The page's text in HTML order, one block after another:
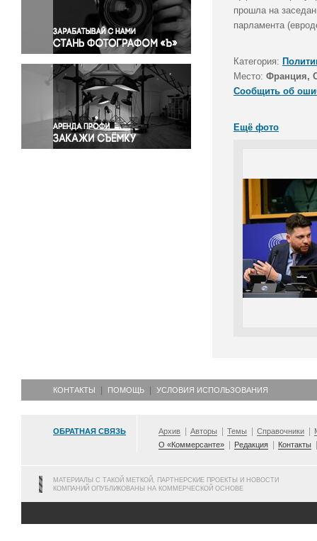
Правосудие
Происшествия и конфликты
Религия
Светская жизнь
Спорт
Экология
Экономика и бизнес
прошла на
парламента
Категория:
Место: Франция,
Сообщить об
Ещё фото
КОНТАКТЫ ПОМОЩЬ УСЛОВИЯ ИСПОЛЬЗОВАНИЯ
ОБРАТНАЯ СВЯЗЬ Архив Авторы Темы Справочники
О «Коммерсанте»
Редакция Контакты
МАТЕРИАЛЫ С ТАКОЙ МЕТКОЙ, ПАРТНЕРСКИЕ ПРОЕКТЫ И НОВОСТИ
КОМПАНИЙ ОПУБЛИКОВАНЫ НА КОММЕРЧЕСКОЙ ОСНОВЕ